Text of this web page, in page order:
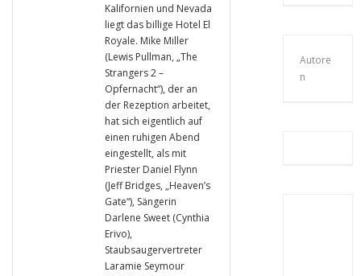
Kalifornien und Nevada
liegt das billige Hotel El
Royale. Mike Miller
(Lewis Pullman, „The
Strangers 2 –
Opfernacht“), der an
der Rezeption arbeitet,
hat sich eigentlich auf
einen ruhigen Abend
eingestellt, als mit
Priester Daniel Flynn
(Jeff Bridges, „Heaven’s
Gate“), Sängerin
Darlene Sweet (Cynthia
Erivo),
Staubsaugervertreter
Laramie Seymour
Autore
n